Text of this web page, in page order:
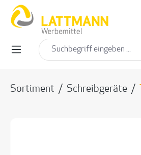
springen
Sortiment / Schreibgeräte /